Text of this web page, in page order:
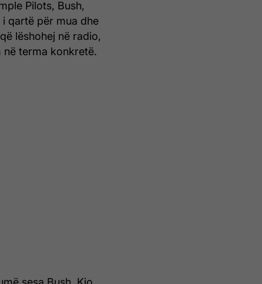
Pilots, Bush,
qartë për mua dhe
lëshohej në radio,
në terma konkretë.